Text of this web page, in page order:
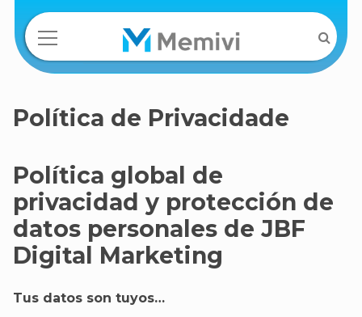
Política de Privacidade
Política global de
privacidad y protección de
datos personales de JBF
Digital Marketing
Tus datos son tuyos…